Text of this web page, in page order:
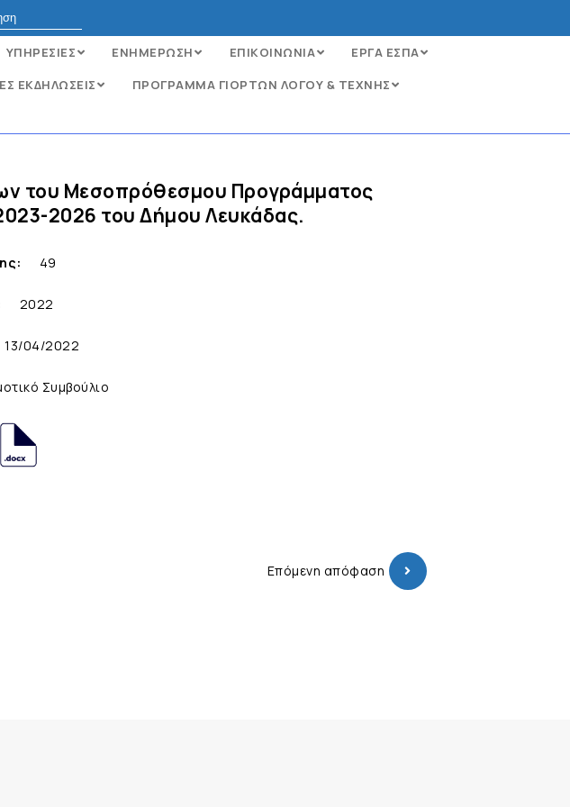
ΥΠΗΡΕΣΙΕΣ ΕΝΗΜΕΡΩΣΗ ΕΠΙΚΟΙΝΩΝΙΑ
ΕΡΓΑ ΕΣΠΑ
ΕΚΔΗΛΩΣΕΙΣ
ΠΡΟΓΡΑΜΜΑ ΓΙΟΡΤΩΝ ΛΟΓΟΥ & ΤΕΧΝΗΣ
του Μεσοπρόθεσμου Προγράμματος
2026 του Δήμου Λευκάδας.
49
2022
13/04/2022
Συμβούλιο
Επόμενη απόφαση